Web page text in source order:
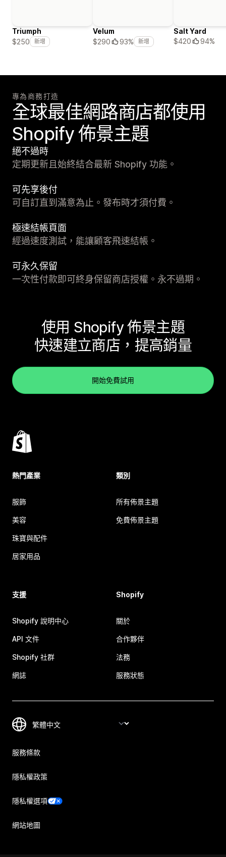
Triumph
$250
新增
Velum
$290
93% 新增
Salt Yard
$420
94%
專為商務打造
全球最佳網路商店都使用
Shopify 佈景主題
絕不過時
定期更新且始終結合最新 Shopify 功能。
可先享後付
可自訂直到滿意為止。發布時才須付費。
極速結帳頁面
經過速度測試，能讓顧客飛速結帳。
可永久保留
一次性付款即可終身保留商店授權。永不過期。
使用 Shopify 佈景主題
快速建立商店，提高銷量
開始免費試用
熱門產業
服飾
美容
珠寶與配件
居家用品
類別
所有佈景主題
免費佈景主題
支援
Shopify 說明中心
API 文件
Shopify 社群
網誌
Shopify
關於
合作夥伴
法務
服務狀態
服務條款
隱私權政策
隱私權選項
網站地圖